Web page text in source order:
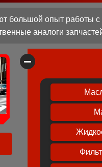
большой опыт работы
аналоги